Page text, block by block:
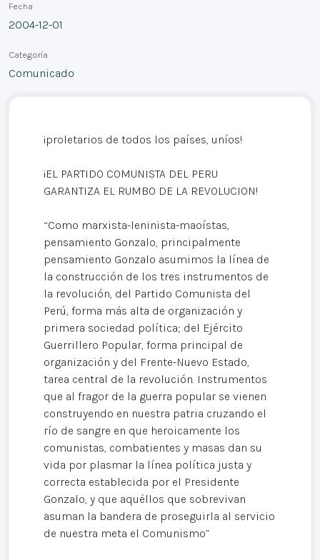
Fecha
2004-12-01
Categoría
Comunicado
¡proletarios de todos los países, uníos!
¡EL PARTIDO COMUNISTA DEL PERU
GARANTIZA EL RUMBO DE LA REVOLUCION!
“Como marxista-leninista-maoístas,
pensamiento Gonzalo, principalmente
pensamiento Gonzalo asumimos la línea de
la construcción de los tres instrumentos de
la revolución, del Partido Comunista del
Perú, forma más alta de organización y
primera sociedad política; del Ejército
Guerrillero Popular, forma principal de
organización y del Frente-Nuevo Estado,
tarea central de la revolución. Instrumentos
que al fragor de la guerra popular se vienen
construyendo en nuestra patria cruzando el
río de sangre en que heroicamente los
comunistas, combatientes y masas dan su
vida por plasmar la línea política justa y
correcta establecida por el Presidente
Gonzalo, y que aquéllos que sobrevivan
asuman la bandera de proseguirla al servicio
de nuestra meta el Comunismo”